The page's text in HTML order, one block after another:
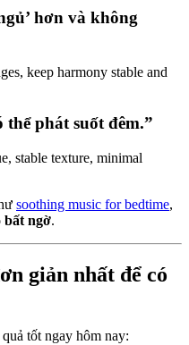
hơn và không
keep harmony stable and
phát suốt đêm.”
stable texture, minimal
soothing music for bedtime,
bất ngờ.
giản nhất để có
tốt ngay hôm nay: